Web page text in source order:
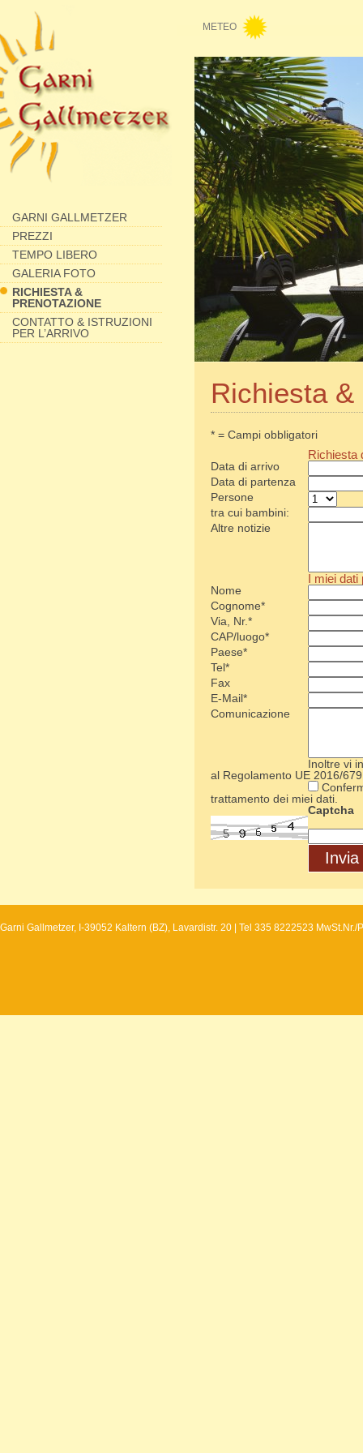
METEO
GARNI GALLMETZER
PREZZI
TEMPO LIBERO
GALERIA FOTO
RICHIESTA &
PRENOTAZIONE
CONTATTO & ISTRUZIONI
PER L’ARRIVO
Richiesta
* = Campi obbligatori
Richiesta
Data di arrivo
Data di partenza
Persone
tra cui bambini:
Altre notizie
I miei dati
Nome
Cognome*
Via, Nr.*
CAP/luogo*
Paese*
Tel*
Fax
E-Mail*
Comunicazione
Inoltre vi
al Regolamento UE 2016/
trattamento dei miei dati.
Captcha
Invia
Garni Gallmetzer, I-39052 Kaltern (BZ), Lavardistr. 20 | Tel 335 8222523 MwSt.Nr./